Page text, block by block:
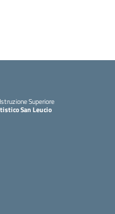
Superiore
San Leucio